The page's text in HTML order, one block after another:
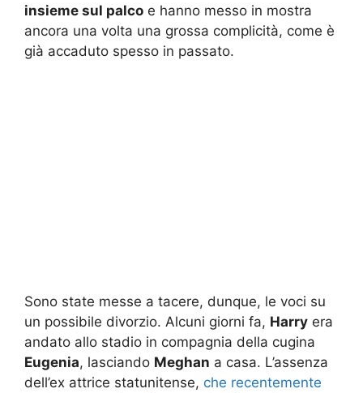
insieme sul palco e hanno messo in mostra
ancora una volta una grossa complicità, come è
già accaduto spesso in passato.
Sono state messe a tacere, dunque, le voci su
un possibile divorzio. Alcuni giorni fa, Harry era
andato allo stadio in compagnia della cugina
Eugenia, lasciando Meghan a casa. L’assenza
dell’ex attrice statunitense, che recentemente